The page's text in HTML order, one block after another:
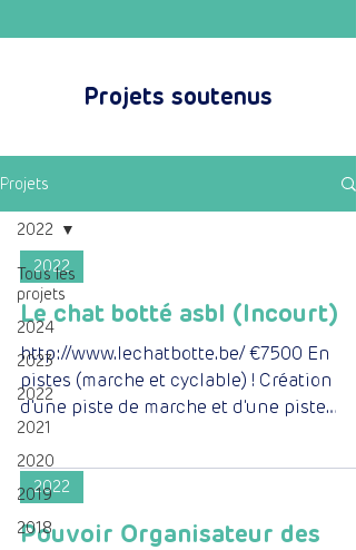
Projets soutenus
Projets
Tous les
projets
2024
2023
2022
2021
2020
2019
2018
2022
2022
Le chat botté asbl (Incourt)
http://www.lechatbotte.be/ €7500 En
pistes (marche et cyclable) ! Création
d'une piste de marche et d'une piste
cyclable dans un CRF Nous...
2022
Pouvoir Organisateur des